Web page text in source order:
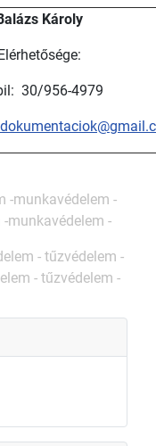
Károly
30/956-4979
-munkavédelem -
-munkavédelem -
- tűzvédelem -
- tűzvédelem -